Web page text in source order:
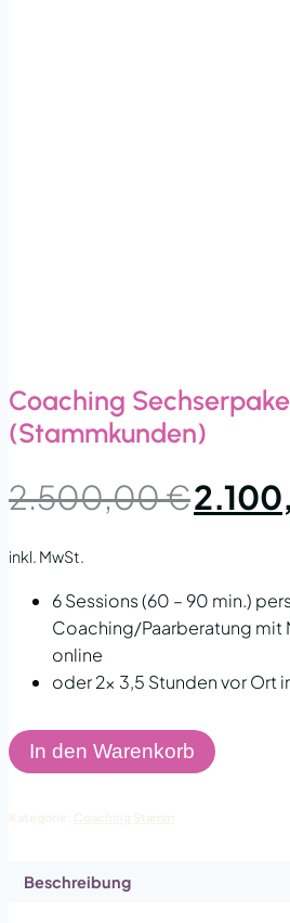
Coaching
(Stammkunden)
2.500,00€
Preis
inkl. MwSt.
6 Sessions (60 – 90 min.)
Coaching/Paarberatung mit
online
oder 2x 3,5 Stunden vor Ort
Coaching
Sechserpaket
In den Warenkorb
Beschreibung